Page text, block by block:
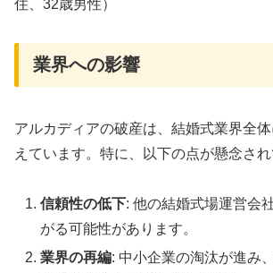
住、32歳男性）
業界への影響
アルカディアの破産は、結婚式業界全
えています。特に、以下の点が懸念され
信頼性の低下: 他の結婚式場運営会
がる可能性があります。
業界の再編: 中小企業の淘汰が進み